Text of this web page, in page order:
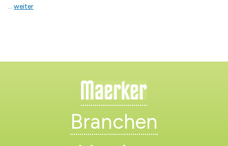
weiter
Branchen